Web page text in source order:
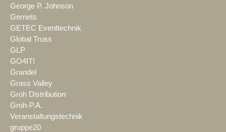
George P. Johnson
Gerriets
GETEC Eventtechnik
Global Truss
GLP
GO4IT!
Grandel
Grass Valley
Groh Distribution
Groh-P.A.
Veranstaltungstechnik
gruppe20